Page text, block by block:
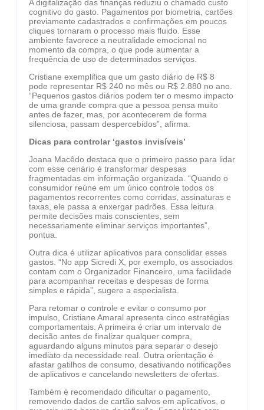
A digitalização das finanças reduziu o chamado custo
cognitivo do gasto. Pagamentos por biometria, cartões
previamente cadastrados e confirmações em poucos
cliques tornaram o processo mais fluido. Esse
ambiente favorece a neutralidade emocional no
momento da compra, o que pode aumentar a
frequência de uso de determinados serviços.
Cristiane exemplifica que um gasto diário de R$ 8
pode representar R$ 240 no mês ou R$ 2.880 no ano.
“Pequenos gastos diários podem ter o mesmo impacto
de uma grande compra que a pessoa pensa muito
antes de fazer, mas, por acontecerem de forma
silenciosa, passam despercebidos”, afirma.
Dicas para controlar ‘gastos invisíveis’
Joana Macêdo destaca que o primeiro passo para lidar
com esse cenário é transformar despesas
fragmentadas em informação organizada. “Quando o
consumidor reúne em um único controle todos os
pagamentos recorrentes como corridas, assinaturas e
taxas, ele passa a enxergar padrões. Essa leitura
permite decisões mais conscientes, sem
necessariamente eliminar serviços importantes”,
pontua.
Outra dica é utilizar aplicativos para consolidar esses
gastos. “No app Sicredi X, por exemplo, os associados
contam com o Organizador Financeiro, uma facilidade
para acompanhar receitas e despesas de forma
simples e rápida”, sugere a especialista.
Para retomar o controle e evitar o consumo por
impulso, Cristiane Amaral apresenta cinco estratégias
comportamentais. A primeira é criar um intervalo de
decisão antes de finalizar qualquer compra,
aguardando alguns minutos para separar o desejo
imediato da necessidade real. Outra orientação é
afastar gatilhos de consumo, desativando notificações
de aplicativos e cancelando newsletters de ofertas.
Também é recomendado dificultar o pagamento,
removendo dados de cartão salvos em aplicativos, o